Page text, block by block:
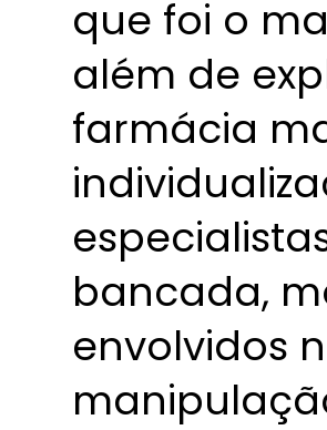
que foi o
além de
farmácia
bancada,
envolvidos